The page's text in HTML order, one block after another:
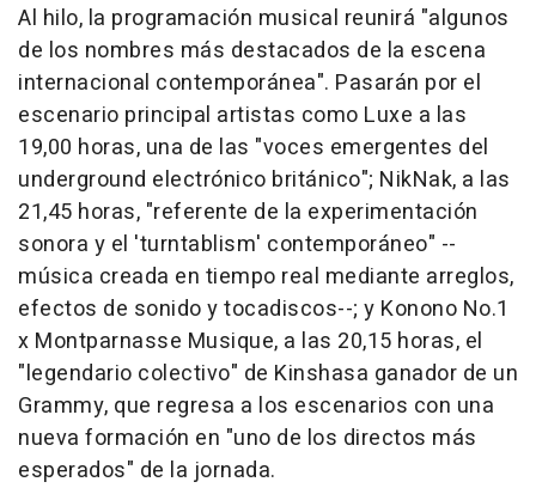
Al hilo, la programación musical reunirá "algunos
de los nombres más destacados de la escena
internacional contemporánea". Pasarán por el
escenario principal artistas como Luxe a las
19,00 horas, una de las "voces emergentes del
underground electrónico británico"; NikNak, a las
21,45 horas, "referente de la experimentación
sonora y el 'turntablism' contemporáneo" --
música creada en tiempo real mediante arreglos,
efectos de sonido y tocadiscos--; y Konono No.1
x Montparnasse Musique, a las 20,15 horas, el
"legendario colectivo" de Kinshasa ganador de un
Grammy, que regresa a los escenarios con una
nueva formación en "uno de los directos más
esperados" de la jornada.